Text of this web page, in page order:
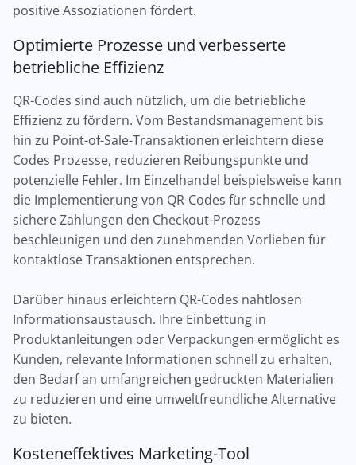
positive Assoziationen fördert.
Optimierte Prozesse und verbesserte
betriebliche Effizienz
QR-Codes sind auch nützlich, um die betriebliche
Effizienz zu fördern. Vom Bestandsmanagement bis
hin zu Point-of-Sale-Transaktionen erleichtern diese
Codes Prozesse, reduzieren Reibungspunkte und
potenzielle Fehler. Im Einzelhandel beispielsweise kann
die Implementierung von QR-Codes für schnelle und
sichere Zahlungen den Checkout-Prozess
beschleunigen und den zunehmenden Vorlieben für
kontaktlose Transaktionen entsprechen.
Darüber hinaus erleichtern QR-Codes nahtlosen
Informationsaustausch. Ihre Einbettung in
Produktanleitungen oder Verpackungen ermöglicht es
Kunden, relevante Informationen schnell zu erhalten,
den Bedarf an umfangreichen gedruckten Materialien
zu reduzieren und eine umweltfreundliche Alternative
zu bieten.
Kosteneffektives Marketing-Tool